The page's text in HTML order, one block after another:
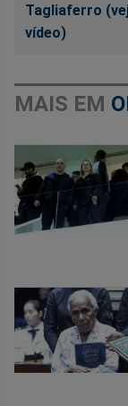
Tagliaferro
vídeo)
MAIS EM